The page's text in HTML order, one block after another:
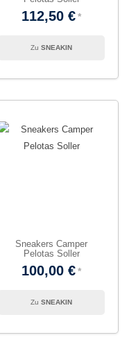
112,50 €
SNEAKIN
Sneakers Camper
Pelotas Soller
100,00 €
SNEAKIN